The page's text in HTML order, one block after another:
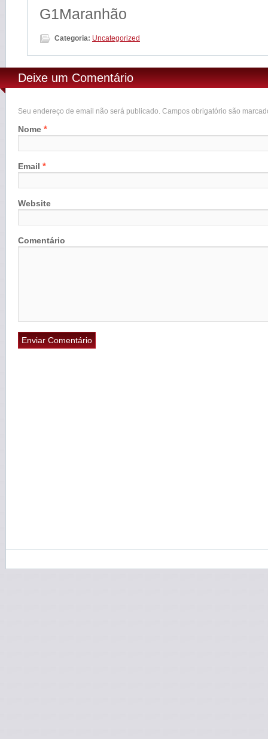
G1Maranhão
Categoria: Uncategorized
Deixe um Comentário
Seu endereço de email não será publicado. Campos obrigatório são
Nome *
Email *
Website
Comentário